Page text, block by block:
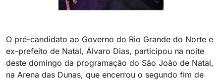
O pré-candidato ao Governo do Rio Grande do Norte e
ex-prefeito de Natal, Álvaro Dias, participou na noite
deste domingo da programação do São João de Natal,
na Arena das Dunas, que encerrou o segundo fim de